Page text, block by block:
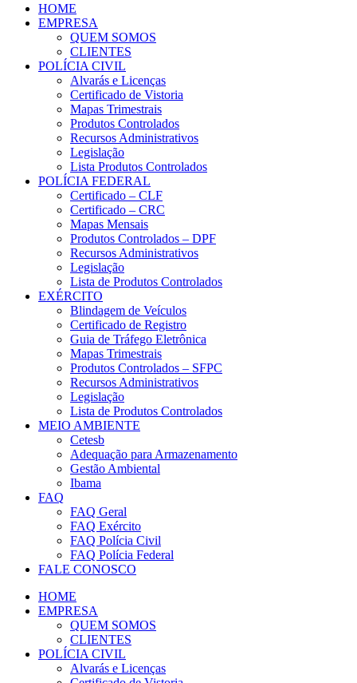
HOME
EMPRESA
QUEM SOMOS
CLIENTES
POLÍCIA CIVIL
Alvarás e Licenças
Certificado de Vistoria
Mapas Trimestrais
Produtos Controlados
Recursos Administrativos
Legislação
Lista Produtos Controlados
POLÍCIA FEDERAL
Certificado – CLF
Certificado – CRC
Mapas Mensais
Produtos Controlados – DPF
Recursos Administrativos
Legislação
Lista de Produtos Controlados
EXÉRCITO
Blindagem de Veículos
Certificado de Registro
Guia de Tráfego Eletrônica
Mapas Trimestrais
Produtos Controlados – SFPC
Recursos Administrativos
Legislação
Lista de Produtos Controlados
MEIO AMBIENTE
Cetesb
Adequação para Armazenamento
Gestão Ambiental
Ibama
FAQ
FAQ Geral
FAQ Exército
FAQ Polícia Civil
FAQ Polícia Federal
FALE CONOSCO
HOME
EMPRESA
QUEM SOMOS
CLIENTES
POLÍCIA CIVIL
Alvarás e Licenças